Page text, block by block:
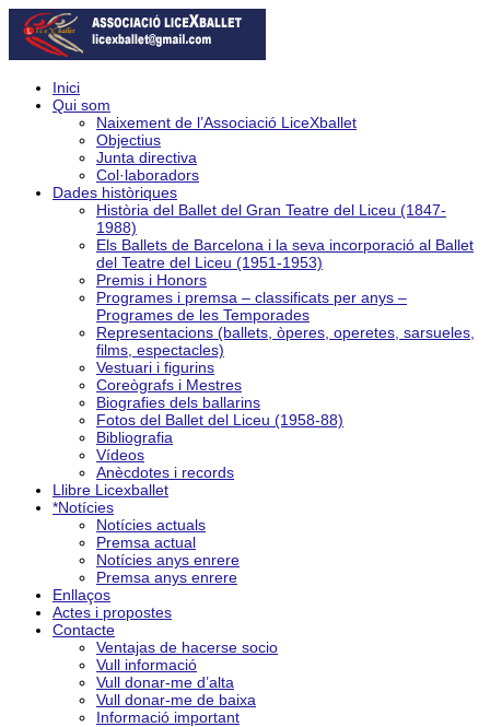
Inici
Qui som
Naixement de l’Associació LiceXballet
Objectius
Junta directiva
Col·laboradors
Dades històriques
Història del Ballet del Gran Teatre del Liceu (1847-
1988)
Els Ballets de Barcelona i la seva incorporació al Ballet
del Teatre del Liceu (1951-1953)
Premis i Honors
Programes i premsa – classificats per anys –
Programes de les Temporades
Representacions (ballets, òperes, operetes, sarsueles,
films, espectacles)
Vestuari i figurins
Coreògrafs i Mestres
Biografies dels ballarins
Fotos del Ballet del Liceu (1958-88)
Bibliografia
Vídeos
Anècdotes i records
Llibre Licexballet
*Notícies
Notícies actuals
Premsa actual
Notícies anys enrere
Premsa anys enrere
Enllaços
Actes i propostes
Contacte
Ventajas de hacerse socio
Vull informació
Vull donar-me d’alta
Vull donar-me de baixa
Informació important